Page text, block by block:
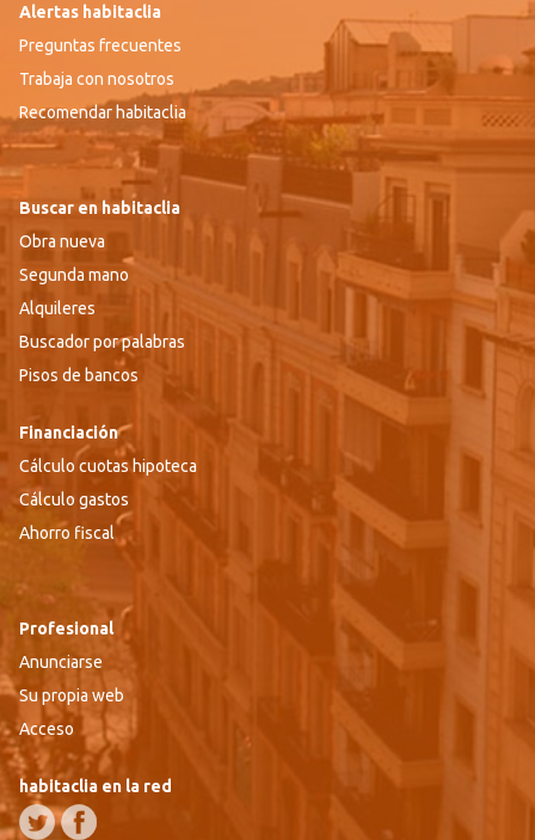
Alertas habitaclia
Preguntas frecuentes
Trabaja con nosotros
Recomendar habitaclia
Buscar en habitaclia
Obra nueva
Segunda mano
Alquileres
Buscador por palabras
Pisos de bancos
Financiación
Cálculo cuotas hipoteca
Cálculo gastos
Ahorro fiscal
Profesional
Anunciarse
Su propia web
Acceso
habitaclia en la red